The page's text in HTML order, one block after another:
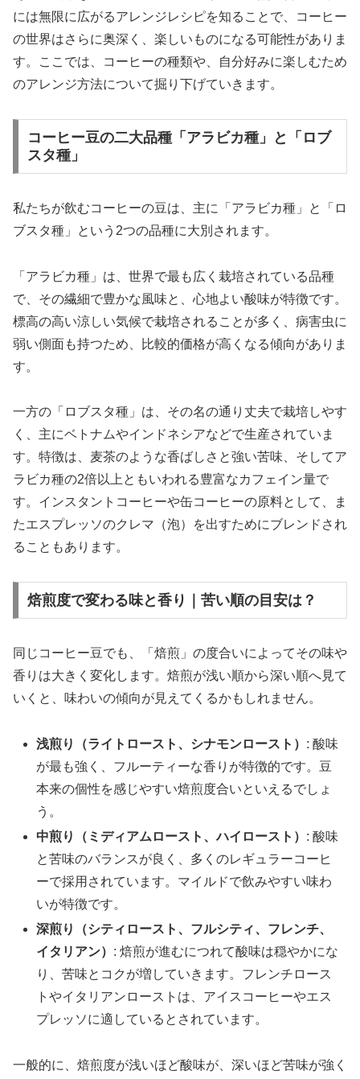
には無限に広がるアレンジレシピを知ることで、コーヒー
の世界はさらに奥深く、楽しいものになる可能性がありま
す。ここでは、コーヒーの種類や、自分好みに楽しむため
のアレンジ方法について掘り下げていきます。
コーヒー豆の二大品種「アラビカ種」と「ロブ
スタ種」
私たちが飲むコーヒーの豆は、主に「アラビカ種」と「ロ
ブスタ種」という2つの品種に大別されます。
「アラビカ種」は、世界で最も広く栽培されている品種
で、その繊細で豊かな風味と、心地よい酸味が特徴です。
標高の高い涼しい気候で栽培されることが多く、病害虫に
弱い側面も持つため、比較的価格が高くなる傾向がありま
す。
一方の「ロブスタ種」は、その名の通り丈夫で栽培しやす
く、主にベトナムやインドネシアなどで生産されていま
す。特徴は、麦茶のような香ばしさと強い苦味、そしてア
ラビカ種の2倍以上ともいわれる豊富なカフェイン量で
す。インスタントコーヒーや缶コーヒーの原料として、ま
たエスプレッソのクレマ（泡）を出すためにブレンドされ
ることもあります。
焙煎度で変わる味と香り｜苦い順の目安は？
同じコーヒー豆でも、「焙煎」の度合いによってその味や
香りは大きく変化します。焙煎が浅い順から深い順へ見て
いくと、味わいの傾向が見えてくるかもしれません。
浅煎り（ライトロースト、シナモンロースト） : 酸味
が最も強く、フルーティーな香りが特徴的です。豆
本来の個性を感じやすい焙煎度合いといえるでしょ
う。
中煎り（ミディアムロースト、ハイロースト） : 酸味
と苦味のバランスが良く、多くのレギュラーコーヒ
ーで採用されています。マイルドで飲みやすい味わ
いが特徴です。
深煎り（シティロースト、フルシティ、フレンチ、
イタリアン） : 焙煎が進むにつれて酸味は穏やかにな
り、苦味とコクが増していきます。フレンチロース
トやイタリアンローストは、アイスコーヒーやエス
プレッソに適しているとされています。
一般的に、焙煎度が浅いほど酸味が、深いほど苦味が強く